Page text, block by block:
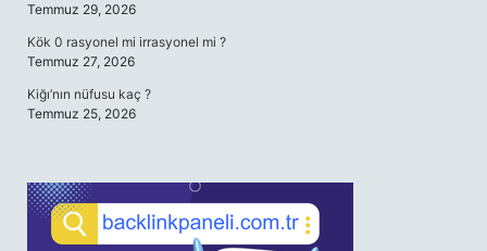
Temmuz 29, 2026
Kök 0 rasyonel mi irrasyonel mi ?
Temmuz 27, 2026
Kiğı’nın nüfusu kaç ?
Temmuz 25, 2026